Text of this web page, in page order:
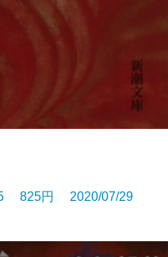
5 825円 2020/07/29